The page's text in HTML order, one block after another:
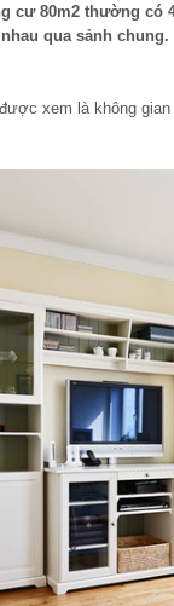
cư 80m2 thường
qua sảnh
xem là không